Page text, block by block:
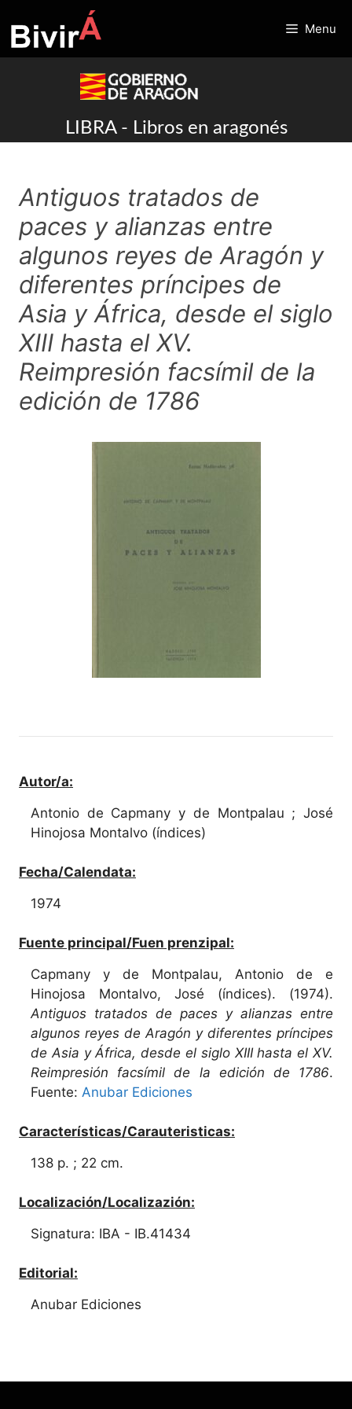
to
content
Menu
LIBRA - Libros en aragonés
Antiguos tratados de
paces y alianzas entre
algunos reyes de Aragón y
diferentes príncipes de
Asia y África, desde el siglo
XIII hasta el XV.
Reimpresión facsímil de la
edición de 1786
Autor/a:
Antonio de Capmany y de Montpalau ; José
Hinojosa Montalvo (índices)
Fecha/Calendata:
1974
Fuente principal/Fuen prenzipal:
Capmany y de Montpalau, Antonio de e
Hinojosa Montalvo, José (índices). (1974).
Antiguos tratados de paces y alianzas entre
algunos reyes de Aragón y diferentes príncipes
de Asia y África, desde el siglo XIII hasta el XV.
Reimpresión facsímil de la edición de 1786.
Fuente: Anubar Ediciones
Características/Carauteristicas:
138 p. ; 22 cm.
Localización/Localizazión:
Signatura: IBA - IB.41434
Editorial:
Anubar Ediciones